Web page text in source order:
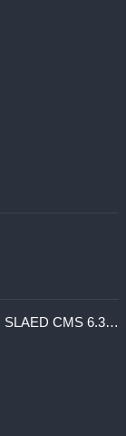
Тестируем релиз Pre-Alpha версии системы SLAED CMS 6.3 Pro